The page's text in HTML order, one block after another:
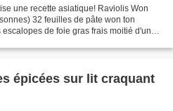
une recette asiatique! Raviolis Won
32 feuilles de pâte won ton
de foie gras frais moitié d'un
épicées sur lit craquant